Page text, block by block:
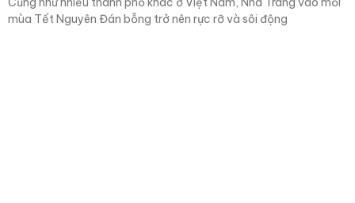
mùa Tết Nguyên Đán bỗng trở nên rực rỡ và sôi động